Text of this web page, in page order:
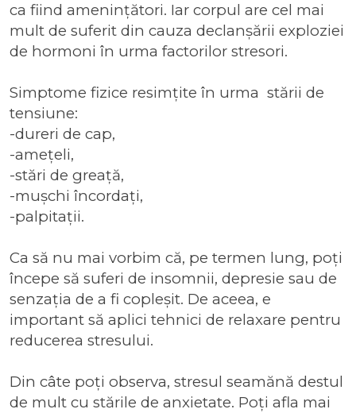
ca fiind amenințători. Iar corpul are cel mai
mult de suferit din cauza declanșării exploziei
de hormoni în urma factorilor stresori.
Simptome fizice resimțite în urma stării de
tensiune:
-dureri de cap,
-amețeli,
-stări de greață,
-mușchi încordați,
-palpitații.
Ca să nu mai vorbim că, pe termen lung, poți
începe să suferi de insomnii, depresie sau de
senzația de a fi copleșit. De aceea, e
important să aplici tehnici de relaxare pentru
reducerea stresului.
Din câte poți observa, stresul seamănă destul
de mult cu stările de anxietate. Poți afla mai